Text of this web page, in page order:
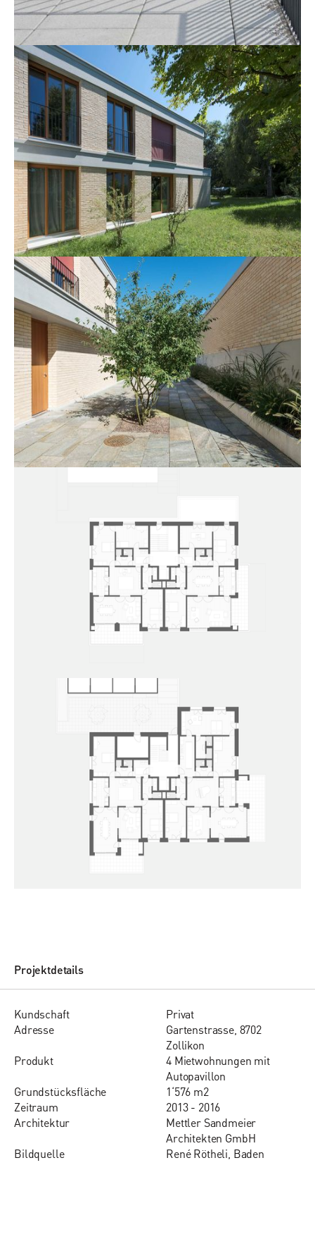
Projektdetails
Kund­schaft
Privat
Adres­se
Gartenstrasse, 8702
Zollikon
Pro­dukt
4 Mietwohnungen mit
Autopavillon
Grund­stücks­flä­che
1‘576 m2
Zeit­raum
2013 - 2016
Ar­chi­tektur
Mettler Sandmeier
Architekten GmbH
Bildquelle
René Rötheli, Baden